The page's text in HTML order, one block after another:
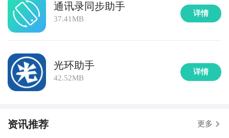
通讯录同步助手
37.41MB
详情
光环助手
42.52MB
详情
资讯推荐 更多